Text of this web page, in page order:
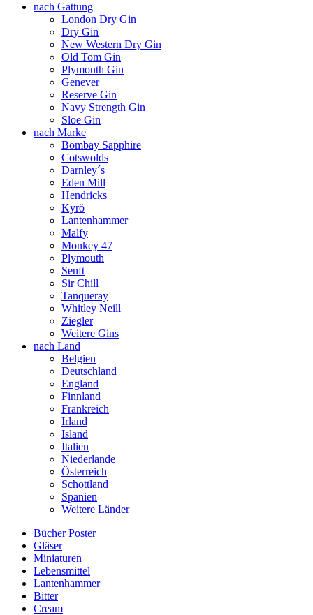
nach Gattung
London Dry Gin
Dry Gin
New Western Dry Gin
Old Tom Gin
Plymouth Gin
Genever
Reserve Gin
Navy Strength Gin
Sloe Gin
nach Marke
Bombay Sapphire
Cotswolds
Darnley´s
Eden Mill
Hendricks
Kyrö
Lantenhammer
Malfy
Monkey 47
Plymouth
Senft
Sir Chill
Tanqueray
Whitley Neill
Ziegler
Weitere Gins
nach Land
Belgien
Deutschland
England
Finnland
Frankreich
Irland
Island
Italien
Niederlande
Österreich
Schottland
Spanien
Weitere Länder
Bücher Poster
Gläser
Miniaturen
Lebensmittel
Lantenhammer
Bitter
Cream